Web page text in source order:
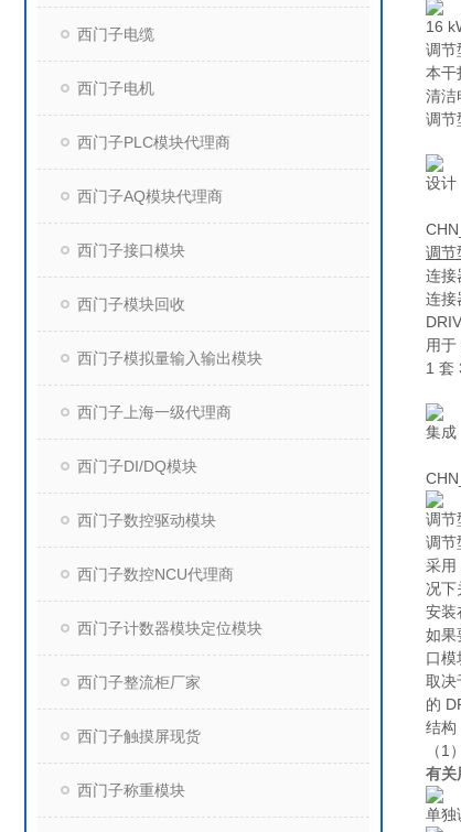
西门子电缆
西门子电机
西门子PLC模块代理商
西门子AQ模块代理商
西门子接口模块
西门子模块回收
西门子模拟量输入输出模块
西门子上海一级代理商
西门子DI/DQ模块
西门子数控驱动模块
西门子数控NCU代理商
西门子计数器模块定位模块
西门子整流柜厂家
西门子触摸屏现货
西门子称重模块
16
调节
本干
清洁
调节
设计
调节
连接
连接
用
1 套
集成
调节
调节
采用
况下
安装
如果
口模
取决
的
结构
（1
有关
单独